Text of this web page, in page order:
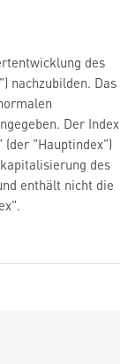
des
nachzubilden. Das
Der Index
(der "Hauptindex")
des
enthält nicht die